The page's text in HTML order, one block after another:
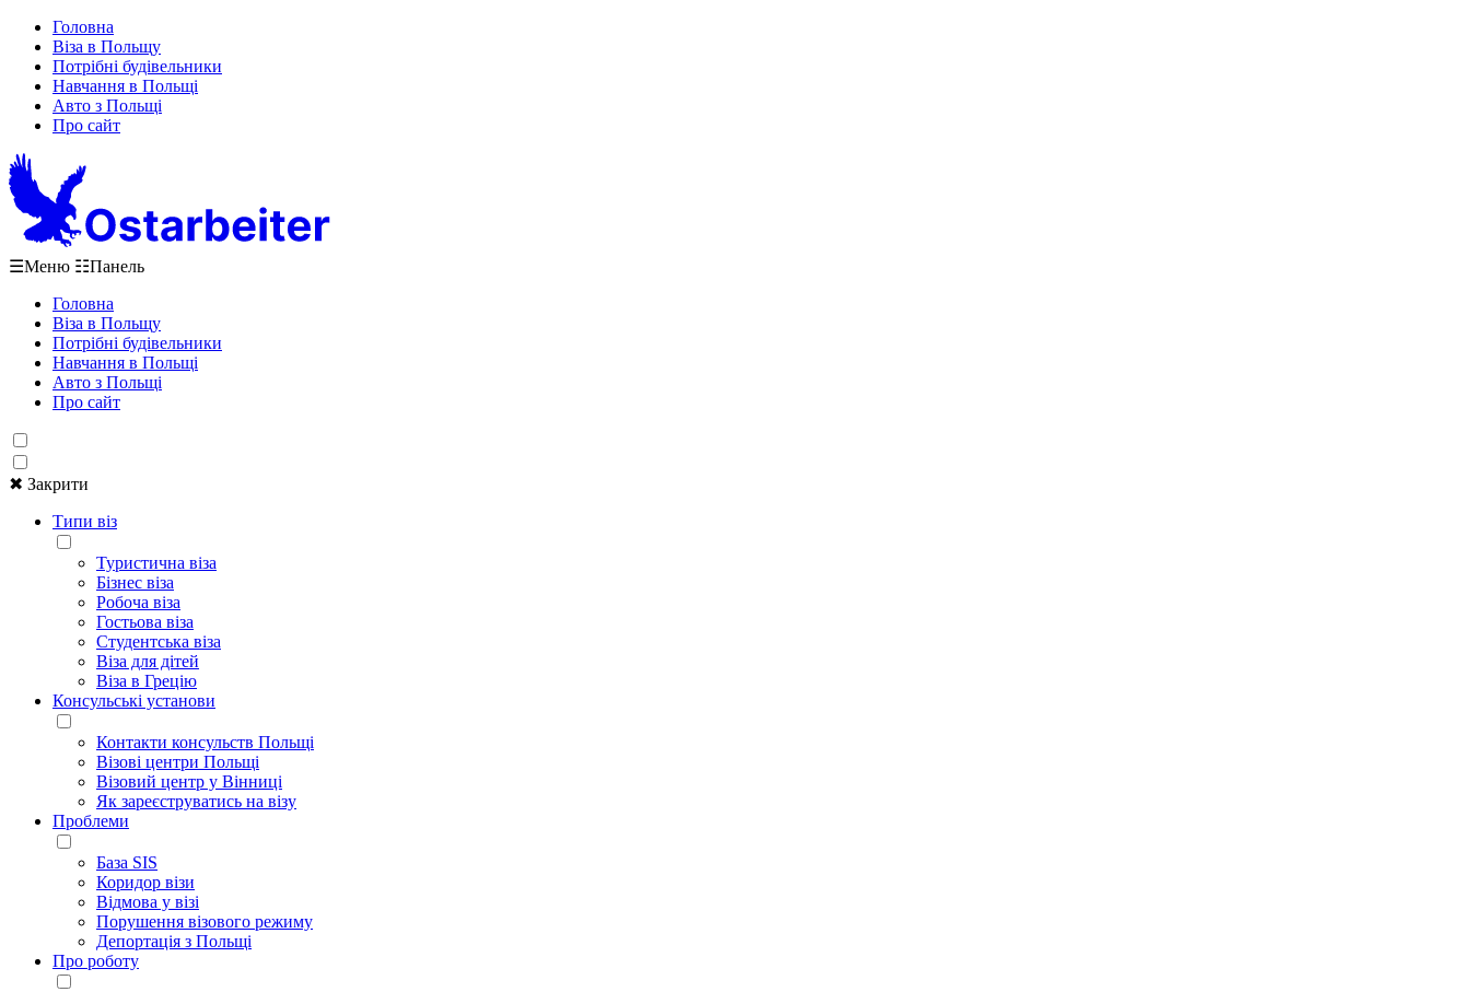
Головна
Віза в Польщу
Потрібні будівельники
Навчання в Польщі
Авто з Польщі
Про сайт
☰Меню ☷Панель
Головна
Віза в Польщу
Потрібні будівельники
Навчання в Польщі
Авто з Польщі
Про сайт
✖ Закрити
Типи віз
Туристична віза
Бізнес віза
Робоча віза
Гостьова віза
Студентська віза
Віза для дітей
Віза в Грецію
Консульські установи
Контакти консульств Польщі
Візові центри Польщі
Візовий центр у Вінниці
Як зареєструватись на візу
Проблеми
База SIS
Коридор візи
Відмова у візі
Порушення візового режиму
Депортація з Польщі
Про роботу